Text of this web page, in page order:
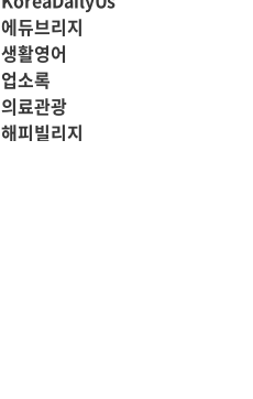
핫딜
KoreaDailyUs
에듀브리지
생활영어
업소록